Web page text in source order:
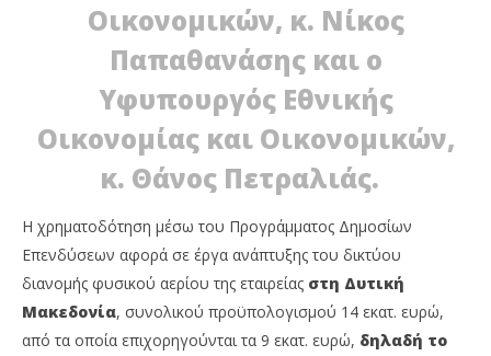
29/07/2025Οικονομικών, κ. Νίκος
Παπαθανάσης και ο
Υφυπουργός Εθνικής
Οικονομίας και Οικονομικών,
κ. Θάνος Πετραλιάς.
Η χρηματοδότηση μέσω του Προγράμματος Δημοσίων
Επενδύσεων αφορά σε έργα ανάπτυξης του δικτύου
διανομής φυσικού αερίου της εταιρείας στη Δυτική
Μακεδονία, συνολικού προϋπολογισμού 14 εκατ. ευρώ,
από τα οποία επιχορηγούνται τα 9 εκατ. ευρώ, δηλαδή το